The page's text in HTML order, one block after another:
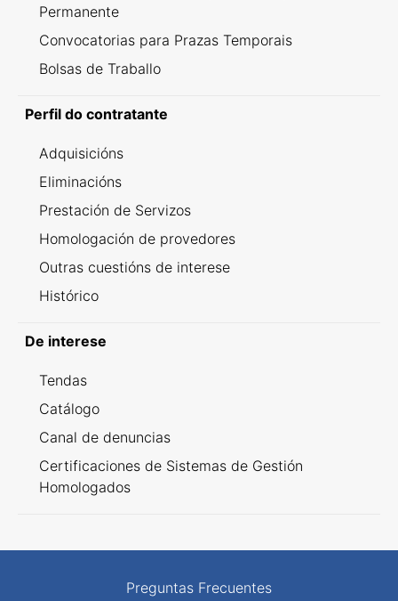
Permanente
Convocatorias para Prazas Temporais
Bolsas de Traballo
Perfil do contratante
Adquisicións
Eliminacións
Prestación de Servizos
Homologación de provedores
Outras cuestións de interese
Histórico
De interese
Tendas
Catálogo
Canal de denuncias
Certificaciones de Sistemas de Gestión
Homologados
Preguntas Frecuentes